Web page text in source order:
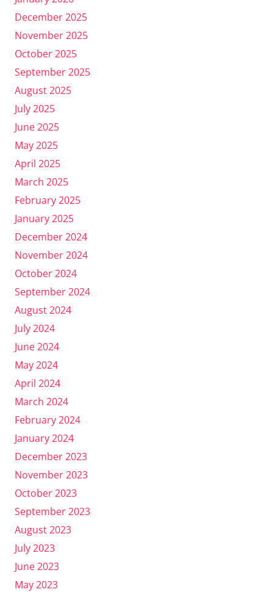
December 2025
November 2025
October 2025
September 2025
August 2025
July 2025
June 2025
May 2025
April 2025
March 2025
February 2025
January 2025
December 2024
November 2024
October 2024
September 2024
August 2024
July 2024
June 2024
May 2024
April 2024
March 2024
February 2024
January 2024
December 2023
November 2023
October 2023
September 2023
August 2023
July 2023
June 2023
May 2023